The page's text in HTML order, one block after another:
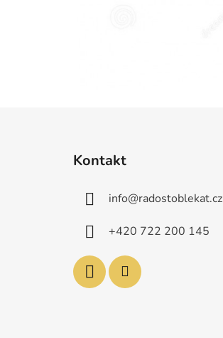
Kontakt
info@radostoblekat.cz
+420 722 200 145